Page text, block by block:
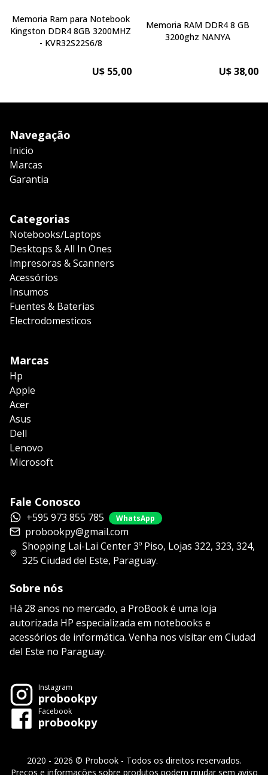
Memoria Ram para Notebook
Kingston DDR4 8GB 3200MHZ
- KVR32S22S6/8
U$ 55,00
Memoria RAM DDR4 8 GB
3200ghz NANYA
U$ 38,00
Navegação
Inicio
Marcas
Garantia
Categorias
Notebooks/Laptops
Desktops & All In Ones
Impresoras & Scanners
Acessórios
Insumos
Fuentes & Baterias
Electrodomesticos
Marcas
Hp
Apple
Acer
Asus
Dell
Lenovo
Microsoft
Fale Conosco
+595 973 855 785 WhatsApp
probookpy@gmail.com
Shopping Lai-Lai Center 3º Piso, Lojas 322, 323, 324,
325 Ciudad del Este, Paraguay.
Sobre nós
Há 28 anos no mercado, a ProBook é uma loja
autorizada HP especializada em notebooks e
acessórios de informática. Venha nos visitar em Ciudad
del Este no Paraguay.
Instagram
probookpy
Facebook
probookpy
2020 - 2026 © Probook - Todos os direitos reservados.
Preços e informações sobre produtos podem mudar sem aviso